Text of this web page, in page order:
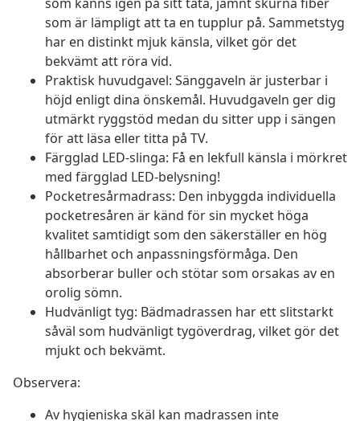
som är lämpligt att ta en tupplur på. Sammetstyg
har en distinkt mjuk känsla, vilket gör det
bekvämt att röra vid.
Praktisk huvudgavel: Sänggaveln är justerbar i
höjd enligt dina önskemål. Huvudgaveln ger dig
utmärkt ryggstöd medan du sitter upp i sängen
för att läsa eller titta på TV.
Färgglad LED-slinga: Få en lekfull känsla i mörkret
med färgglad LED-belysning!
Pocketresårmadrass: Den inbyggda individuella
pocketresåren är känd för sin mycket höga
kvalitet samtidigt som den säkerställer en hög
hållbarhet och anpassningsförmåga. Den
absorberar buller och stötar som orsakas av en
orolig sömn.
Hudvänligt tyg: Bädmadrassen har ett slitstarkt
såväl som hudvänligt tygöverdrag, vilket gör det
mjukt och bekvämt.
Observera:
Av hygieniska skäl kan madrassen inte